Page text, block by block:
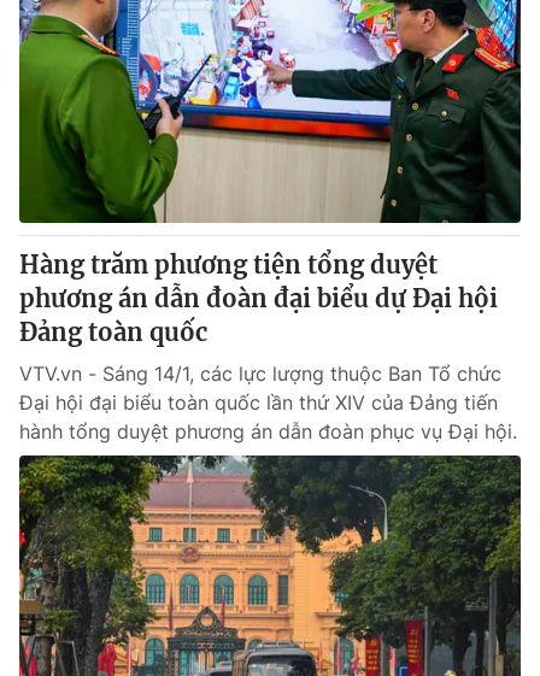
Hàng trăm phương tiện tổng duyệt
phương án dẫn đoàn đại biểu dự Đại hội
Đảng toàn quốc
VTV.vn - Sáng 14/1, các lực lượng thuộc Ban Tổ chức
Đại hội đại biểu toàn quốc lần thứ XIV của Đảng tiến
hành tổng duyệt phương án dẫn đoàn phục vụ Đại hội.